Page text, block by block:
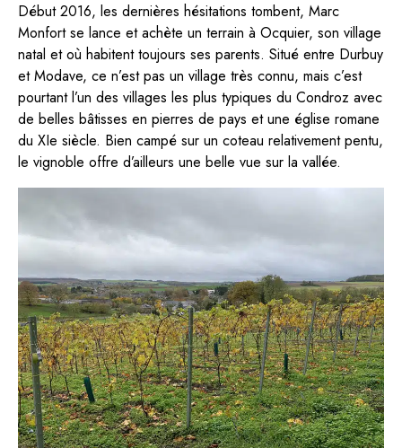
Début 2016, les dernières hésitations tombent, Marc
Monfort se lance et achète un terrain à Ocquier, son village
natal et où habitent toujours ses parents. Situé entre Durbuy
et Modave, ce n’est pas un village très connu, mais c’est
pourtant l’un des villages les plus typiques du Condroz avec
de belles bâtisses en pierres de pays et une église romane
du XIe siècle. Bien campé sur un coteau relativement pentu,
le vignoble offre d’ailleurs une belle vue sur la vallée.